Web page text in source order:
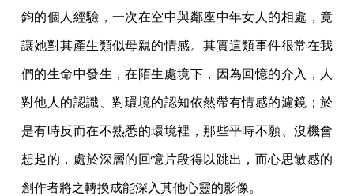
鈞的個人經驗，一次在空中與鄰座中年女人的相處，竟
讓她對其產生類似母親的情感。其實這類事件很常在我
們的生命中發生，在陌生處境下，因為回憶的介入，人
對他人的認識、對環境的認知依然帶有情感的濾鏡；於
是有時反而在不熟悉的環境裡，那些平時不願、沒機會
想起的，處於深層的回憶片段得以跳出，而心思敏感的
創作者將之轉換成能深入其他心靈的影像。